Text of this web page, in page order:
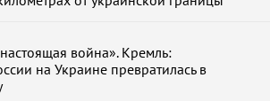
война». Кремль:
на Украине превратилась в